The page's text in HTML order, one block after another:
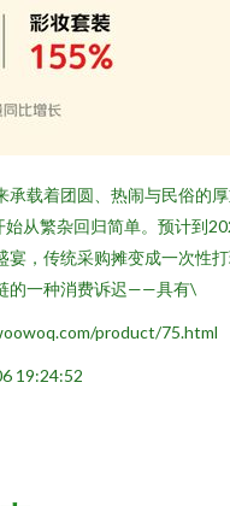
承载着团圆、热闹与民俗的
始从繁杂回归简单。预计到
宴，传统采购摊变成一次性
的一种消费诉迟——具有\
product/75.html
19:24:52